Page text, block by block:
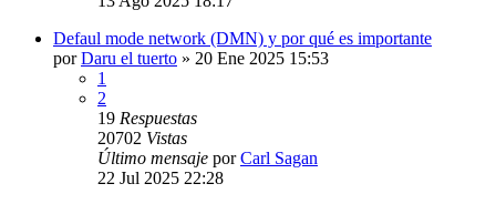
Defaul mode network (DMN) y por qué es importante
porDaru el tuerto » 20 Ene 2025 15:53
1
2
19 Respuestas
20702 Vistas
Último mensaje porCarl Sagan
22 Jul 2025 22:28